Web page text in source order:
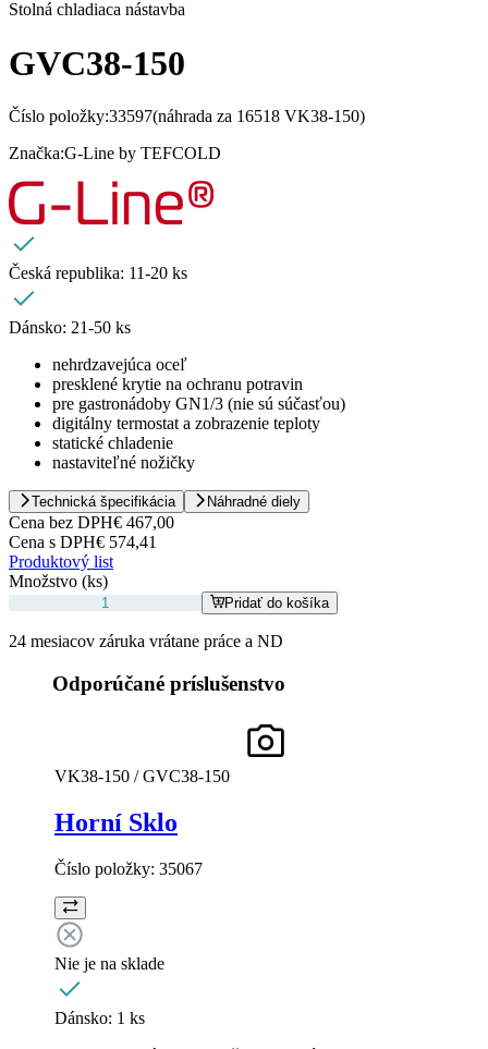
Stolná chladiaca nástavba
GVC38-150
Číslo položky:33597(náhrada za 16518 VK38-150)
Značka:G-Line by TEFCOLD
Česká republika: 11-20 ks
Dánsko: 21-50 ks
nehrdzavejúca oceľ
presklené krytie na ochranu potravin
pre gastronádoby GN1/3 (nie sú súčasťou)
digitálny termostat a zobrazenie teploty
statické chladenie
nastaviteľné nožičky
Technická špecifikácia Náhradné diely
Cena bez DPH€ 467,00
Cena s DPH€ 574,41
Produktový list
Množstvo (ks)
Pridať do košíka
24 mesiacov záruka vrátane práce a ND
Odporúčané príslušenstvo
VK38-150 / GVC38-150
Horní Sklo
Číslo položky: 35067
Nie je na sklade
Dánsko: 1 ks